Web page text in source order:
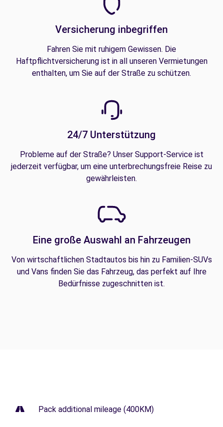
Versicherung inbegriffen
Fahren Sie mit ruhigem Gewissen. Die
Haftpflichtversicherung ist in all unseren Vermietungen
enthalten, um Sie auf der Straße zu schützen.
24/7 Unterstützung
Probleme auf der Straße? Unser Support-Service ist
jederzeit verfügbar, um eine unterbrechungsfreie Reise zu
gewährleisten.
Eine große Auswahl an Fahrzeugen
Von wirtschaftlichen Stadtautos bis hin zu Familien-SUVs
und Vans finden Sie das Fahrzeug, das perfekt auf Ihre
Bedürfnisse zugeschnitten ist.
Pack additional mileage (400KM)